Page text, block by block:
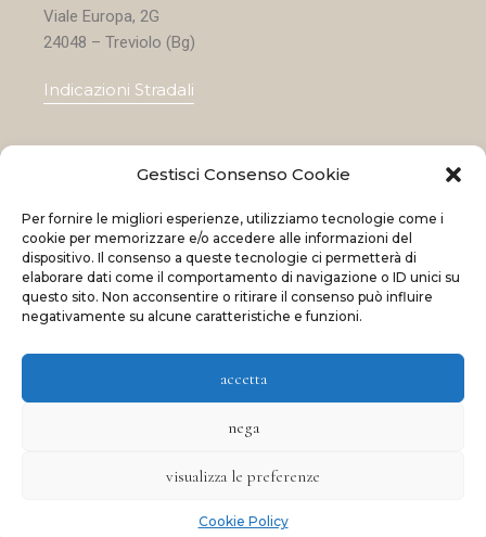
Gestisci Consenso Cookie
Per fornire le migliori esperienze, utilizziamo tecnologie come i
cookie per memorizzare e/o accedere alle informazioni del
dispositivo. Il consenso a queste tecnologie ci permetterà di
elaborare dati come il comportamento di navigazione o ID unici su
questo sito. Non acconsentire o ritirare il consenso può influire
negativamente su alcune caratteristiche e funzioni.
accetta
nega
visualizza le preferenze
Cookie Policy
Viale Europa, 2G
24048 – Treviolo (Bg)
Indicazioni Stradali
Le nostre collezioni
Contatti
Negozi
© 2023 La Maison Des Reves | All rights reserved